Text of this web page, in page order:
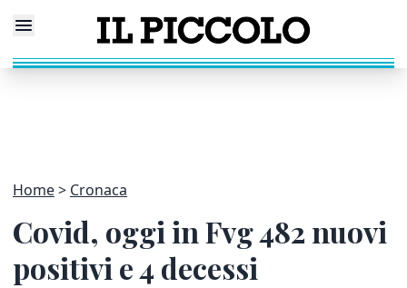
Home Cronaca
Covid, oggi in Fvg 482 nuovi
positivi e 4 decessi